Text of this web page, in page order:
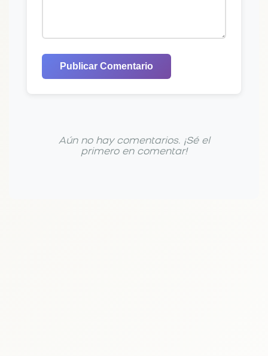
Publicar Comentario
Aún no hay comentarios. ¡Sé el
primero en comentar!